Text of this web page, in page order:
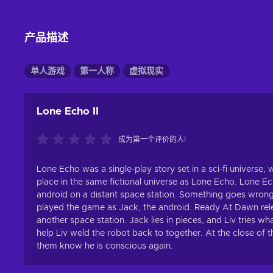
产品描述
单人游戏 第一人称 虚拟现实
Lone Echo II
成为第一个评价的人!
Lone Echo was a single-play story set in a sci-fi
place in the same fictional universe as Lone Echo. Lone
android on a distant space station. Something goes
played the game as Jack, the android. Ready At Dawn
another space station. Jack lies in pieces, and Liv tries
help Liv weld the robot back to together. At the close of
them know he is conscious again.